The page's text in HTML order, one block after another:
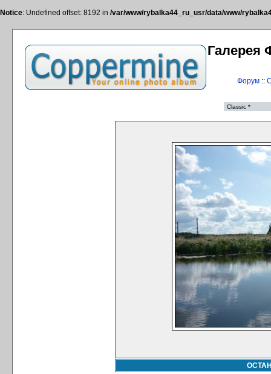
Notice: Undefined offset: 8192 in /var/www/rybalka44_ru_usr/data/www/
Галерея
Форум::